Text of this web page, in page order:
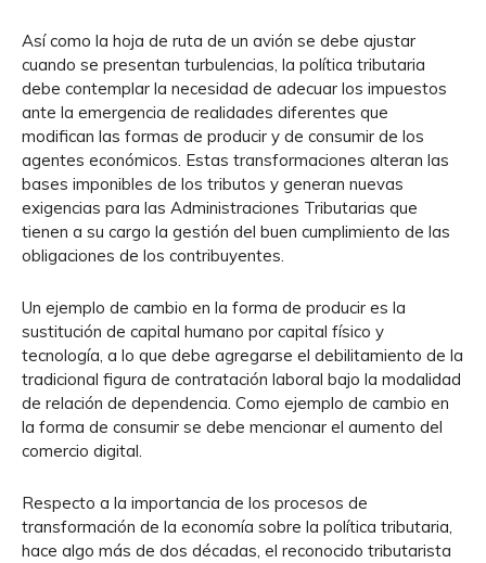
Así como la hoja de ruta de un avión se debe ajustar
cuando se presentan turbulencias, la política tributaria
debe contemplar la necesidad de adecuar los impuestos
ante la emergencia de realidades diferentes que
modifican las formas de producir y de consumir de los
agentes económicos. Estas transformaciones alteran las
bases imponibles de los tributos y generan nuevas
exigencias para las Administraciones Tributarias que
tienen a su cargo la gestión del buen cumplimiento de las
obligaciones de los contribuyentes.
Un ejemplo de cambio en la forma de producir es la
sustitución de capital humano por capital físico y
tecnología, a lo que debe agregarse el debilitamiento de la
tradicional figura de contratación laboral bajo la modalidad
de relación de dependencia. Como ejemplo de cambio en
la forma de consumir se debe mencionar el aumento del
comercio digital.
Respecto a la importancia de los procesos de
transformación de la economía sobre la política tributaria,
hace algo más de dos décadas, el reconocido tributarista